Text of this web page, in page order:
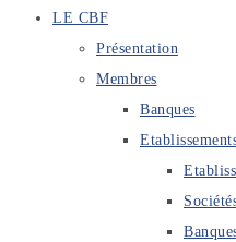
LE CBF
Présentation
Membres
Banques